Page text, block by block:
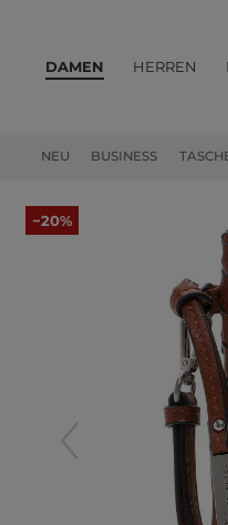
DAMEN
NEU BUSINESS
HERREN
−20%